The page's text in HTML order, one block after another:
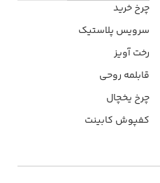
چرخ خرید
سرویس پلاستیک
رخت آویز
قابلمه روحی
چرخ یخچال
کفپوش کابینت